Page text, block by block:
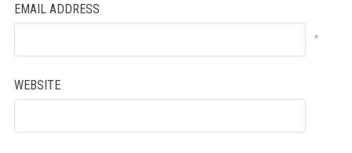
EMAIL ADDRESS
*
WEBSITE